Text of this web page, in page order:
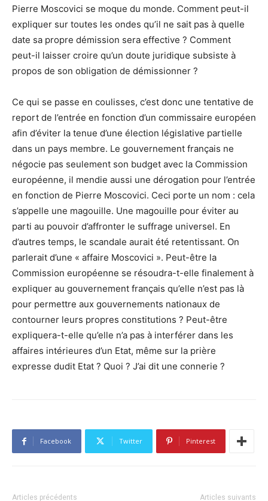
Pierre Moscovici se moque du monde. Comment peut-il
expliquer sur toutes les ondes qu’il ne sait pas à quelle
date sa propre démission sera effective ? Comment
peut-il laisser croire qu’un doute juridique subsiste à
propos de son obligation de démissionner ?
Ce qui se passe en coulisses, c’est donc une tentative de
report de l’entrée en fonction d’un commissaire européen
afin d’éviter la tenue d’une élection législative partielle
dans un pays membre. Le gouvernement français ne
négocie pas seulement son budget avec la Commission
européenne, il mendie aussi une dérogation pour l’entrée
en fonction de Pierre Moscovici. Ceci porte un nom : cela
s’appelle une magouille. Une magouille pour éviter au
parti au pouvoir d’affronter le suffrage universel. En
d’autres temps, le scandale aurait été retentissant. On
parlerait d’une « affaire Moscovici ». Peut-être la
Commission européenne se résoudra-t-elle finalement à
expliquer au gouvernement français qu’elle n’est pas là
pour permettre aux gouvernements nationaux de
contourner leurs propres constitutions ? Peut-être
expliquera-t-elle qu’elle n’a pas à interférer dans les
affaires intérieures d’un Etat, même sur la prière
expresse dudit Etat ? Quoi ? J’ai dit une connerie ?
Facebook Twitter Pinterest
Articles précédents Articles suivants